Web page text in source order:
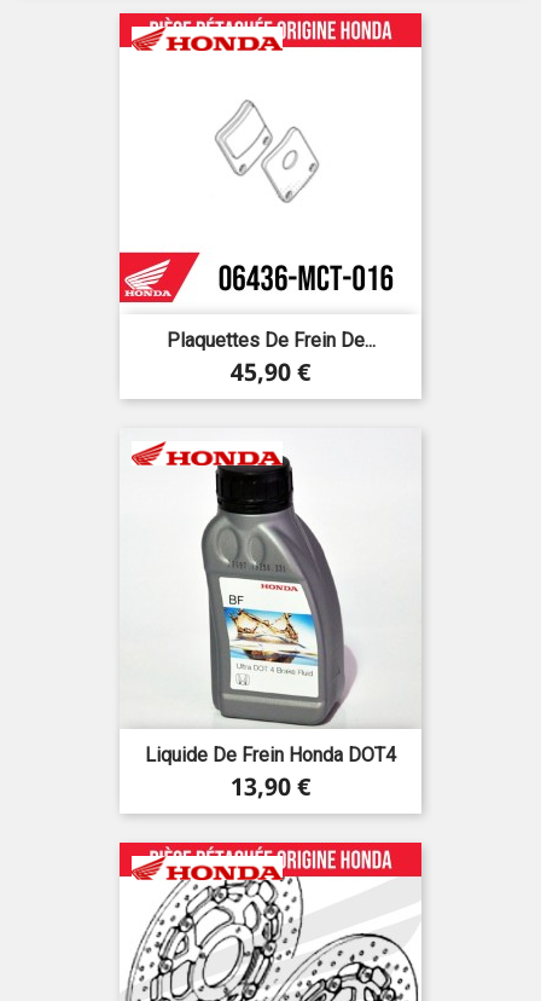
Plaquettes De Frein De...
Prix
45,90 €
Liquide De Frein Honda DOT4
Prix
13,90 €